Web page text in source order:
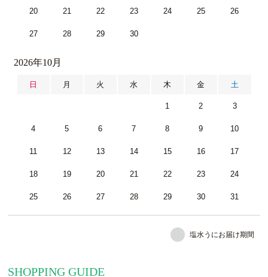
20 21 22 23 24 25 26
27 28 29 30
2026年10月
日 月 火 水 木 金 土
1 2 3
4 5 6 7 8 9 10
11 12 13 14 15 16 17
18 19 20 21 22 23 24
25 26 27 28 29 30 31
塩水うにお届け期間
SHOPPING GUIDE